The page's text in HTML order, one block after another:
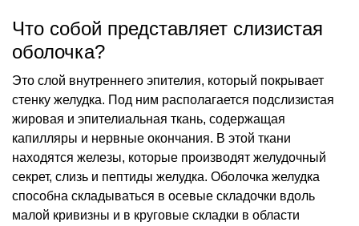
Что собой представляет слизистая
оболочка?
Это слой внутреннего эпителия, который покрывает
стенку желудка. Под ним располагается подслизистая
жировая и эпителиальная ткань, содержащая
капилляры и нервные окончания. В этой ткани
находятся железы, которые производят желудочный
секрет, слизь и пептиды желудка. Оболочка желудка
способна складываться в осевые складочки вдоль
малой кривизны и в круговые складки в области